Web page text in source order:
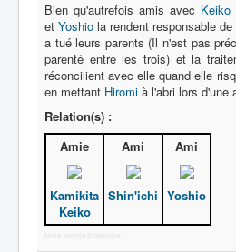
Bien qu'autrefois amis avec Keiko
et Yoshio la rendent responsable
a tué leurs parents (Il n'est pas
parenté entre les trois) et la
réconcilient avec elle quand elle
en mettant Hiromi à l'abri lors d'une
Relation(s) :
Amie
Kamikita
Keiko
Ami
Shin'ichi
Ami
Yoshio
More Joomla Extensions